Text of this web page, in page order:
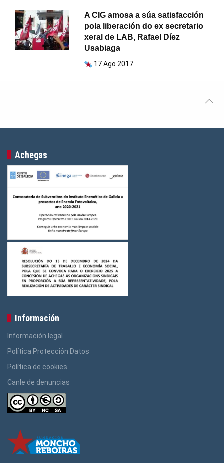
A CIG amosa a súa satisfacción
pola liberación do ex secretario
xeral de LAB, Rafael Díez
Usabiaga
17 Ago 2017
Achegas
Información
Información legal
Política Protección Datos
Política de cookies
Canle de denuncias